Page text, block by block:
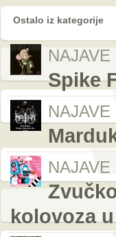
Ostalo iz kategorije
NAJAVE
Spike
NAJAVE
NAJAVE
kolovoza